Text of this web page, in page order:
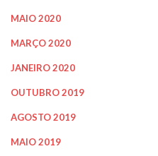
MAIO 2020
MARÇO 2020
JANEIRO 2020
OUTUBRO 2019
AGOSTO 2019
MAIO 2019